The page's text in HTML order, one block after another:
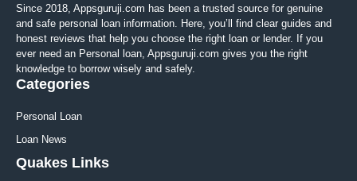
Since 2018, Appsguruji.com has been a trusted source for genuine
and safe personal loan information. Here, you’ll find clear guides and
honest reviews that help you choose the right loan or lender. If you
ever need an Personal loan, Appsguruji.com gives you the right
knowledge to borrow wisely and safely.
Categories
Personal Loan
Loan News
Quakes Links